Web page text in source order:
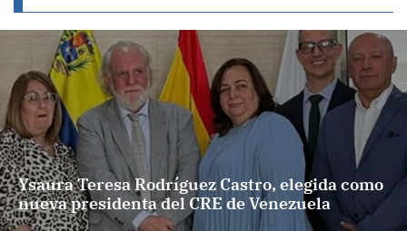
Ysaura Teresa Rodríguez Castro, elegida como
nueva presidenta del CRE de Venezuela